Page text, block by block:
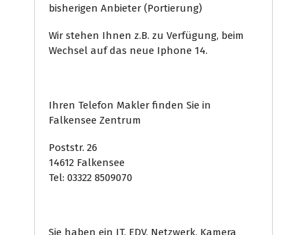
bisherigen Anbieter (Portierung)
Wir stehen Ihnen z.B. zu Verfügung, beim
Wechsel auf das neue Iphone 14.
Ihren Telefon Makler finden Sie in
Falkensee Zentrum
Poststr. 26
14612 Falkensee
Tel: 03322 8509070
Sie haben ein IT, EDV, Netzwerk, Kamera